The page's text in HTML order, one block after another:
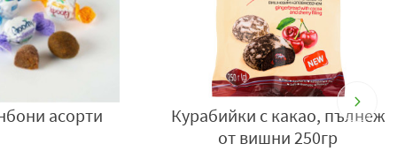
асорти
Курабийки с какао, пълнеж
от вишни 250гр
Сухари